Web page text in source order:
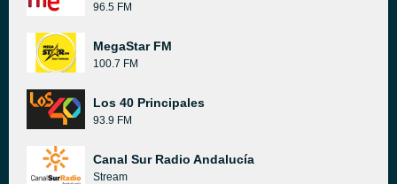
96.5 FM
MegaStar FM
100.7 FM
Los 40 Principales
93.9 FM
Canal Sur Radio Andalucía
Stream